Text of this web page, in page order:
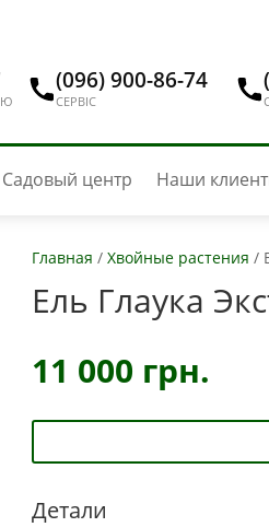
(096) 900-86-74
СЕРВІС
Садовый центр Наши
Главная / Хвойные растения /
Ель Глаука
11 000 грн.
Детали